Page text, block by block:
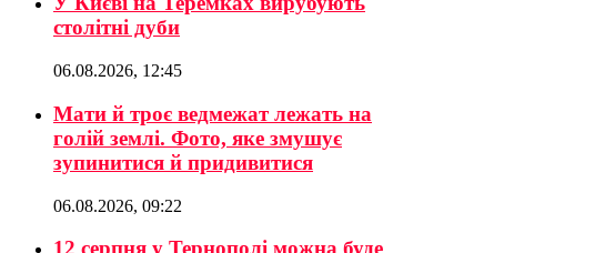
столітні дуби
06.08.2026, 12:45
Мати й троє ведмежат лежать на
голій землі. Фото, яке змушує
зупинитися й придивитися
06.08.2026, 09:22
12 серпня у Тернополі можна буде